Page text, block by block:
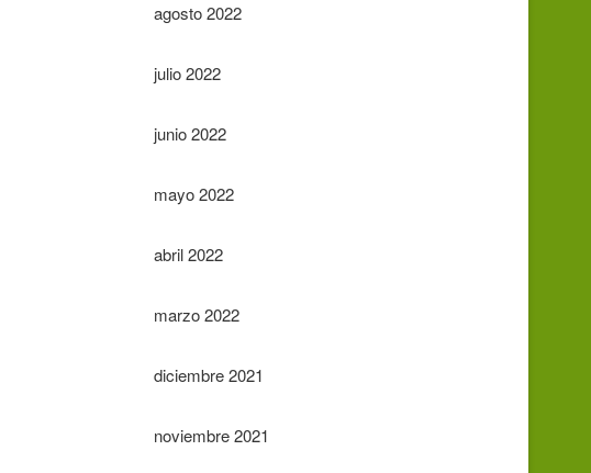
agosto 2022
julio 2022
junio 2022
mayo 2022
abril 2022
marzo 2022
diciembre 2021
noviembre 2021